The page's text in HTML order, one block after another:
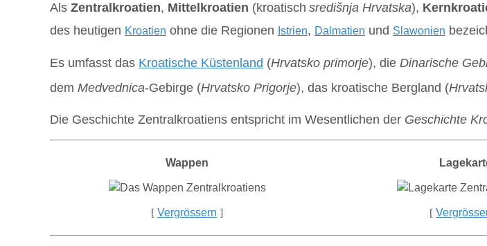
Als Zentralkroatien, Mittelkroatien (kroatisch središnja Hrvatska),
des heutigen Kroatien ohne die Regionen Istrien, Dalmatien und Slawonien
Es umfasst das Kroatische Küstenland (Hrvatsko primorje), die Dinarische
dem Medvednica-Gebirge (Hrvatsko Prigorje), das kroatische Bergland (
Die Geschichte Zentralkroatiens entspricht im Wesentlichen der Geschichte
Wappen
[ Vergrössern ] [